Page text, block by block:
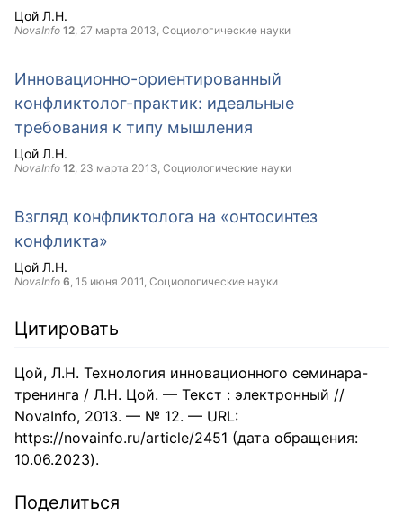
Цой Л.Н.
NovaInfo 12, 27 марта 2013, Социологические науки
Инновационно-ориентированный
конфликтолог-практик: идеальные
требования к типу мышления
Цой Л.Н.
NovaInfo 12, 23 марта 2013, Социологические науки
Взгляд конфликтолога на «онтосинтез
конфликта»
Цой Л.Н.
NovaInfo 6, 15 июня 2011, Социологические науки
Цитировать
Цой, Л.Н. Технология инновационного семинара-
тренинга / Л.Н. Цой. — Текст : электронный //
NovaInfo, 2013. — № 12. — URL:
https://novainfo.ru/article/2451 (дата обращения:
10.06.2023).
Поделиться